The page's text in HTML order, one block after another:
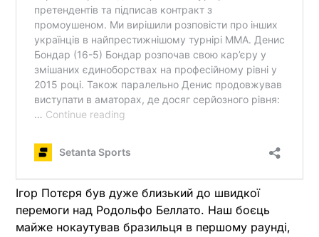
Ігор Потєря був дуже близький до швидкої
перемоги над Родольфо Беллато. Наш боєць
майже нокаутував бразильця в першому раунді,